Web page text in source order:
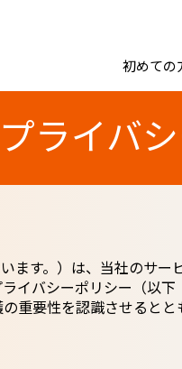
初めての
プライバ
ます。）は、当社のサ
イバシーポリシー（以
重要性を認識させると